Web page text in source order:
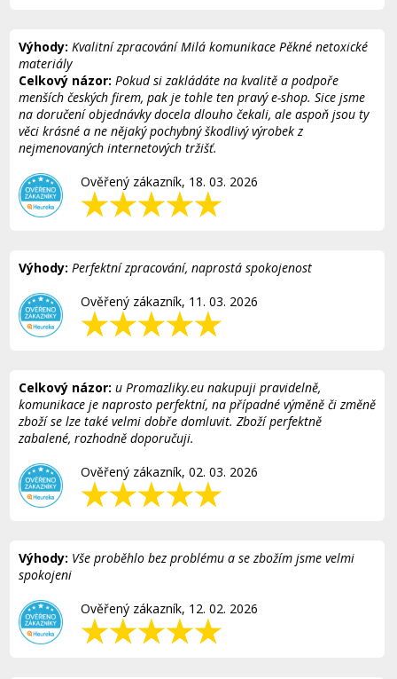
Výhody: Kvalitní zpracování Milá komunikace Pěkné netoxické
materiály
Celkový názor: Pokud si zakládáte na kvalitě a podpoře
menších českých firem, pak je tohle ten pravý e-shop. Sice jsme
na doručení objednávky docela dlouho čekali, ale aspoň jsou ty
věci krásné a ne nějaký pochybný škodlivý výrobek z
nejmenovaných internetových tržišť.
Ověřený zákazník, 18. 03. 2026
Výhody: Perfektní zpracování, naprostá spokojenost
Ověřený zákazník, 11. 03. 2026
Celkový názor: u Promazliky.eu nakupuji pravidelně,
komunikace je naprosto perfektní, na případné výměně či změně
zboží se lze také velmi dobře domluvit. Zboží perfektně
zabalené, rozhodně doporučuji.
Ověřený zákazník, 02. 03. 2026
Výhody: Vše proběhlo bez problému a se zbožím jsme velmi
spokojeni
Ověřený zákazník, 12. 02. 2026